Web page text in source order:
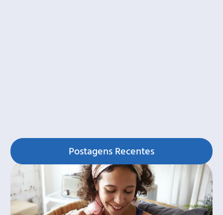
Postagens Recentes